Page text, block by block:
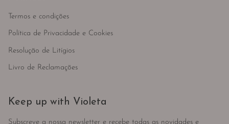
Termos e condições
Política de Privacidade e Cookies
Resolução de Litígios
Livro de Reclamações
Keep up with Violeta
Subscreve a nossa newsletter e recebe todas as novidades e